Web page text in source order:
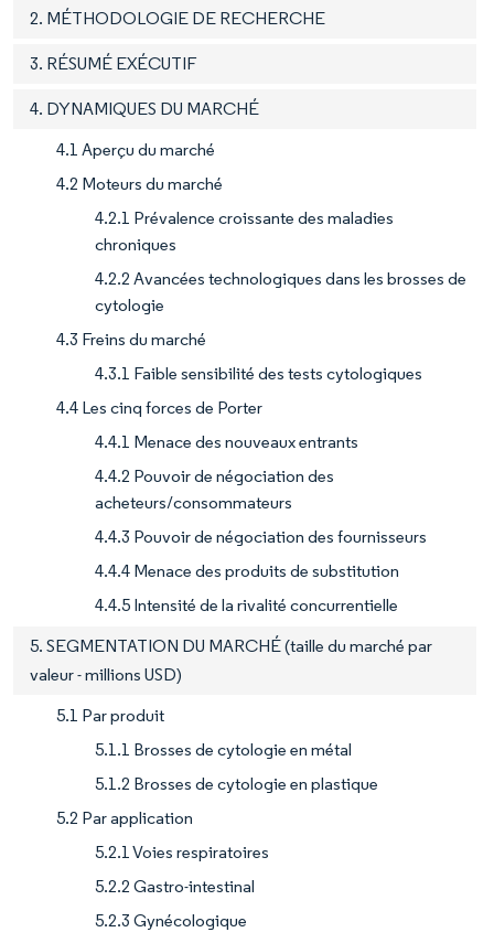
2. MÉTHODOLOGIE DE RECHERCHE
3. RÉSUMÉ EXÉCUTIF
4. DYNAMIQUES DU MARCHÉ
4.1 Aperçu du marché
4.2 Moteurs du marché
4.2.1 Prévalence croissante des maladies
chroniques
4.2.2 Avancées technologiques dans les brosses de
cytologie
4.3 Freins du marché
4.3.1 Faible sensibilité des tests cytologiques
4.4 Les cinq forces de Porter
4.4.1 Menace des nouveaux entrants
4.4.2 Pouvoir de négociation des
acheteurs/consommateurs
4.4.3 Pouvoir de négociation des fournisseurs
4.4.4 Menace des produits de substitution
4.4.5 Intensité de la rivalité concurrentielle
5. SEGMENTATION DU MARCHÉ (taille du marché par
valeur - millions USD)
5.1 Par produit
5.1.1 Brosses de cytologie en métal
5.1.2 Brosses de cytologie en plastique
5.2 Par application
5.2.1 Voies respiratoires
5.2.2 Gastro-intestinal
5.2.3 Gynécologique